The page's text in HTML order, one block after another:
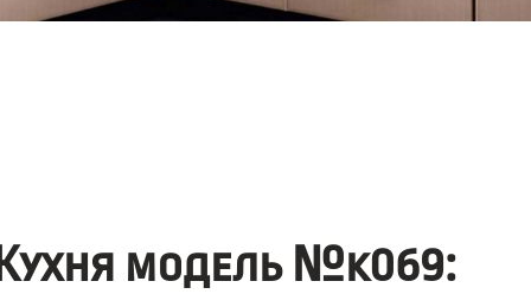
Кухня модель №k069: